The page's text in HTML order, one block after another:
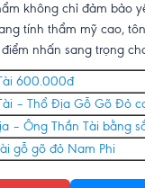
không chỉ đảm bảo
tính thẩm mỹ cao,
nhấn sang trọng
600.000đ
– Thổ Địa Gỗ Gõ Đỏ
– Ông Thần Tài bằng
gỗ gõ đỏ Nam Phi